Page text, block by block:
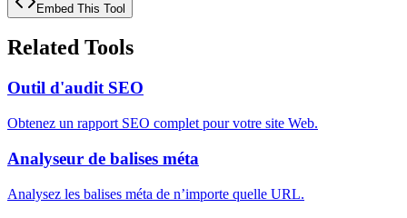
Embed This Tool
Related Tools
Outil d'audit SEO
Obtenez un rapport SEO complet pour votre site Web.
Analyseur de balises méta
Analysez les balises méta de n’importe quelle URL.